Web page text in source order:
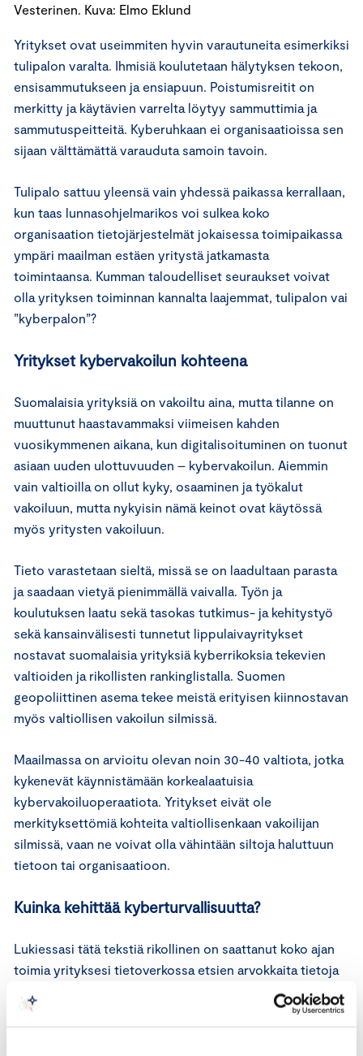
Vesterinen. Kuva: Elmo Eklund
Yritykset ovat useimmiten hyvin varautuneita esimerkiksi
tulipalon varalta. Ihmisiä koulutetaan hälytyksen tekoon,
ensisammutukseen ja ensiapuun. Poistumisreitit on
merkitty ja käytävien varrelta löytyy sammuttimia ja
sammutuspeitteitä. Kyberuhkaan ei organisaatioissa sen
sijaan välttämättä varauduta samoin tavoin.
Tulipalo sattuu yleensä vain yhdessä paikassa kerrallaan,
kun taas lunnasohjelmarikos voi sulkea koko
organisaation tietojärjestelmät jokaisessa toimipaikassa
ympäri maailman estäen yritystä jatkamasta
toimintaansa. Kumman taloudelliset seuraukset voivat
olla yrityksen toiminnan kannalta laajemmat, tulipalon vai
”kyberpalon”?
Yritykset kybervakoilun kohteena
Suomalaisia yrityksiä on vakoiltu aina, mutta tilanne on
muuttunut haastavammaksi viimeisen kahden
vuosikymmenen aikana, kun digitalisoituminen on tuonut
asiaan uuden ulottuvuuden – kybervakoilun. Aiemmin
vain valtioilla on ollut kyky, osaaminen ja työkalut
vakoiluun, mutta nykyisin nämä keinot ovat käytössä
myös yritysten vakoiluun.
Tieto varastetaan sieltä, missä se on laadultaan parasta
ja saadaan vietyä pienimmällä vaivalla. Työn ja
koulutuksen laatu sekä tasokas tutkimus- ja kehitystyö
sekä kansainvälisesti tunnetut lippulaivayritykset
nostavat suomalaisia yrityksiä kyberrikoksia tekevien
valtioiden ja rikollisten rankinglistalla. Suomen
geopoliittinen asema tekee meistä erityisen kiinnostavan
myös valtiollisen vakoilun silmissä.
Maailmassa on arvioitu olevan noin 30-40 valtiota, jotka
kykenevät käynnistämään korkealaatuisia
kybervakoiluoperaatiota. Yritykset eivät ole
merkityksettömiä kohteita valtiollisenkaan vakoilijan
silmissä, vaan ne voivat olla vähintään siltoja haluttuun
tietoon tai organisaatioon.
Kuinka kehittää kyberturvallisuutta?
Lukiessasi tätä tekstiä rikollinen on saattanut koko ajan
toimia yrityksesi tietoverkossa etsien arvokkaita tietoja
tai on salaamassa yrityksesi tiedostoja esittääkseen
lunnasvaatimuksen niiden vapauttamiseksi.